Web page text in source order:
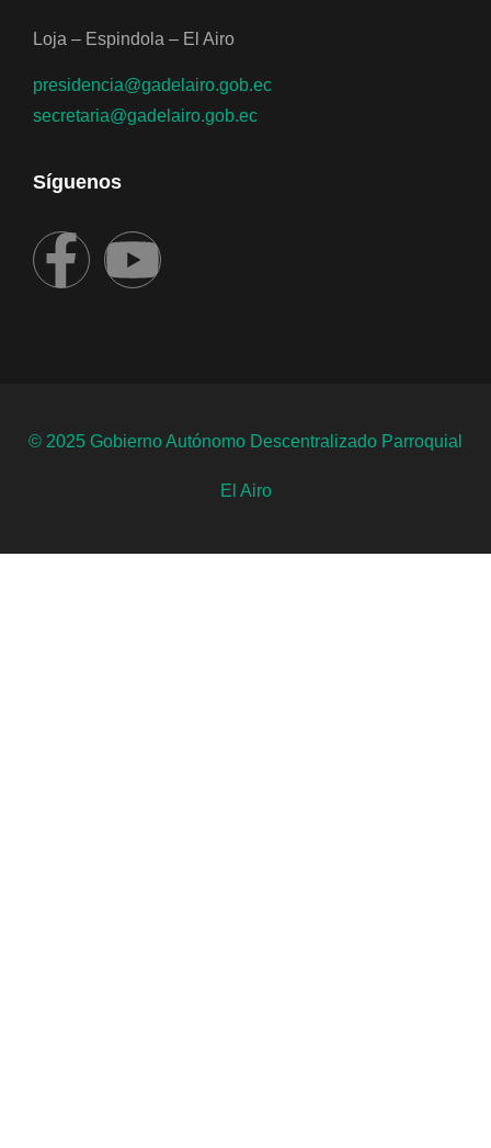
Loja – Espindola – El Airo
presidencia@gadelairo.gob.ec
secretaria@gadelairo.gob.ec
Síguenos
© 2025 Gobierno Autónomo Descentralizado Parroquial
El Airo